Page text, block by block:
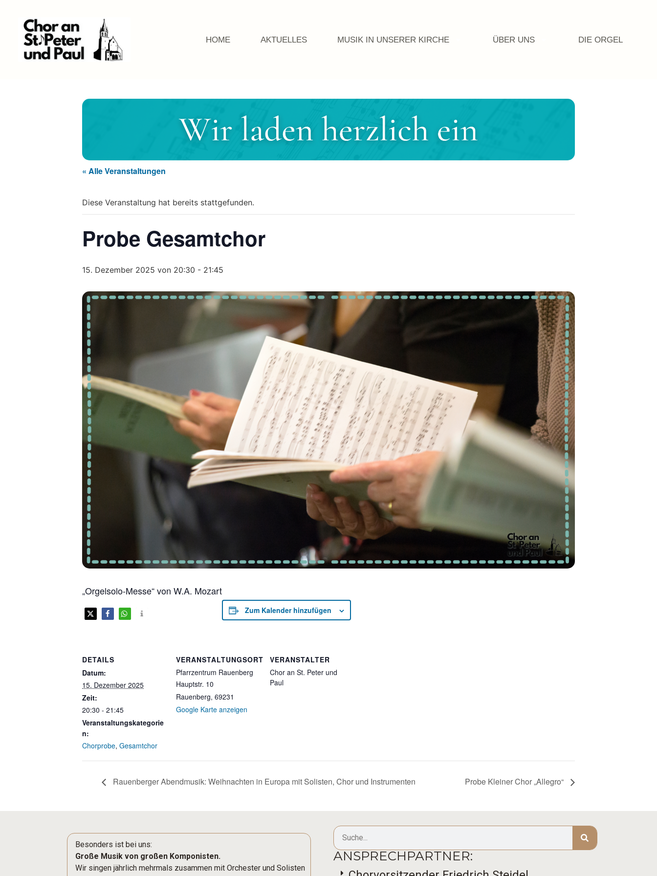
HOME AKTUELLES MUSIK IN UNSERER KIRCHE ÜBER UNS DIE ORGEL
« Alle Veranstaltungen
Diese Veranstaltung hat bereits stattgefunden.
Probe Gesamtchor
15. Dezember 2025 von 20:30 - 21:45
„Orgelsolo-Messe“ von W.A. Mozart
Zum Kalender hinzufügen
DETAILS
Datum:
15. Dezember 2025
Zeit:
20:30 - 21:45
Veranstaltungskategorie
n:
Chorprobe, Gesamtchor
VERANSTALTUNGSORT
Pfarrzentrum Rauenberg
Hauptstr. 10
Rauenberg, 69231
Google Karte anzeigen
VERANSTALTER
Chor an St. Peter und
Paul
Rauenberger Abendmusik: Weihnachten in Europa mit Solisten, Chor und Instrumenten Probe Kleiner Chor „Allegro“
Besonders ist bei uns:
Große Musik von großen Komponisten.
Wir singen jährlich mehrmals zusammen mit Orchester und Solisten
ANSPRECHPARTNER: